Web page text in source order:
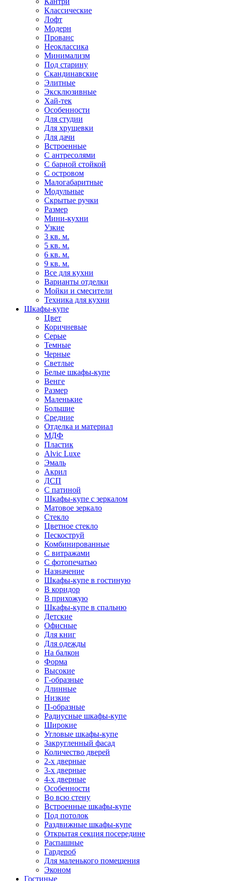
Классические
Лофт
Модерн
Прованс
Неоклассика
Минимализм
Под старину
Скандинавские
Элитные
Эксклюзивные
Хай-тек
Особенности
Для студии
Для хрущевки
Для дачи
Встроенные
С антресолями
С барной стойкой
С островом
Малогабаритные
Модульные
Скрытые ручки
Размер
Мини-кухни
Узкие
3 кв. м.
5 кв. м.
6 кв. м.
9 кв. м.
Все для кухни
Варианты отделки
Мойки и смесители
Техника для кухни
Шкафы-купе
Цвет
Коричневые
Серые
Темные
Черные
Светлые
Белые шкафы-купе
Венге
Размер
Маленькие
Большие
Средние
Отделка и материал
МДФ
Пластик
Alvic Luxe
Эмаль
Акрил
ДСП
С патиной
Шкафы-купе с зеркалом
Матовое зеркало
Стекло
Цветное стекло
Пескоструй
Комбинированные
С витражами
С фотопечатью
Назначение
Шкафы-купе в гостиную
В коридор
В прихожую
Шкафы-купе в спальню
Детские
Офисные
Для книг
Для одежды
На балкон
Форма
Высокие
Г-образные
Длинные
Низкие
П-образные
Радиусные шкафы-купе
Широкие
Угловые шкафы-купе
Закругленный фасад
Количество дверей
2-х дверные
3-х дверные
4-х дверные
Особенности
Во всю стену
Встроенные шкафы-купе
Под потолок
Раздвижные шкафы-купе
Открытая секция посередине
Распашные
Гардероб
Для маленького помещения
Эконом
Гостиные